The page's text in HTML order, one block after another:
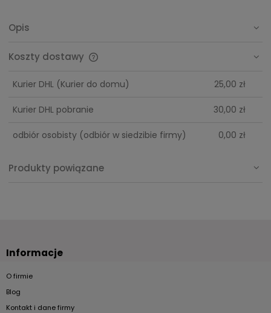
Opis
Koszty dostawy
Kurier DHL (Kurier do domu) 25,00 zł
Kurier DHL pobranie 30,00 zł
odbiór osobisty (odbiór w siedzibie firmy) 0,00 zł
Produkty powiązane
Informacje
O firmie
Blog
Kontakt i dane firmy